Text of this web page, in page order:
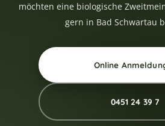
möchten eine biologische
gern in Bad Schwartau
Online
0451 24 39 7